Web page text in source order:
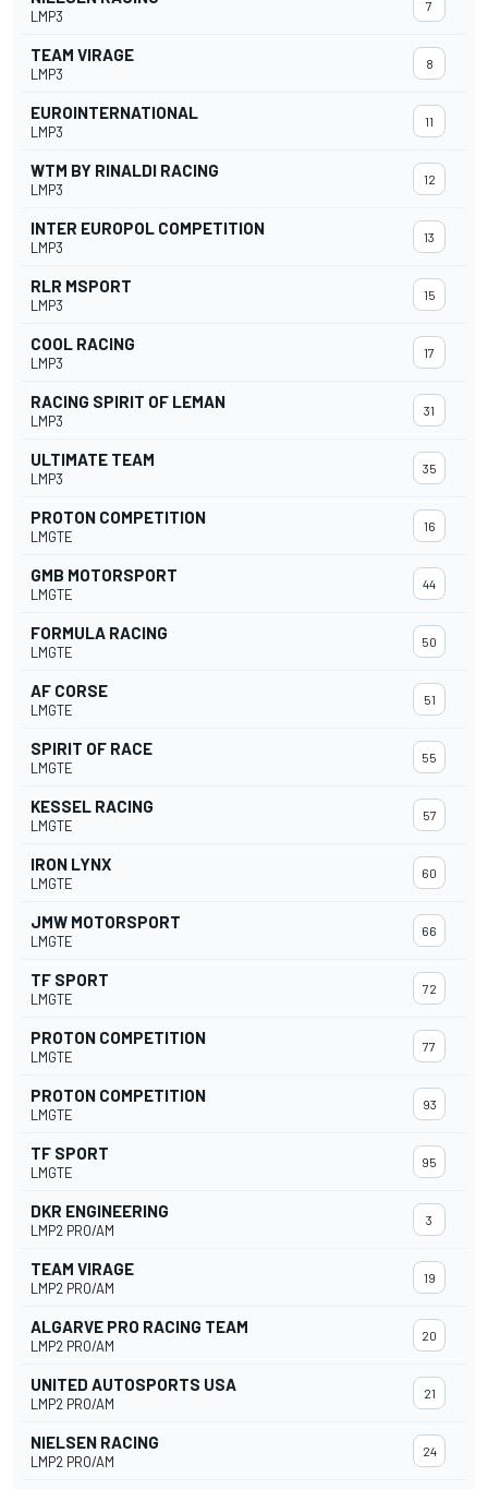
LMP3
7
TEAM VIRAGE
LMP3
8
EUROINTERNATIONAL
LMP3
11
WTM BY RINALDI RACING
LMP3
12
INTER EUROPOL COMPETITION
LMP3
13
RLR MSPORT
LMP3
15
COOL RACING
LMP3
17
RACING SPIRIT OF LEMAN
LMP3
31
ULTIMATE TEAM
LMP3
35
PROTON COMPETITION
LMGTE
16
GMB MOTORSPORT
LMGTE
44
FORMULA RACING
LMGTE
50
AF CORSE
LMGTE
51
SPIRIT OF RACE
LMGTE
55
KESSEL RACING
LMGTE
57
IRON LYNX
LMGTE
60
JMW MOTORSPORT
LMGTE
66
TF SPORT
LMGTE
72
PROTON COMPETITION
LMGTE
77
PROTON COMPETITION
LMGTE
93
TF SPORT
LMGTE
95
DKR ENGINEERING
LMP2 PRO/AM
3
TEAM VIRAGE
LMP2 PRO/AM
19
ALGARVE PRO RACING TEAM
LMP2 PRO/AM
20
UNITED AUTOSPORTS USA
LMP2 PRO/AM
21
NIELSEN RACING
LMP2 PRO/AM
24